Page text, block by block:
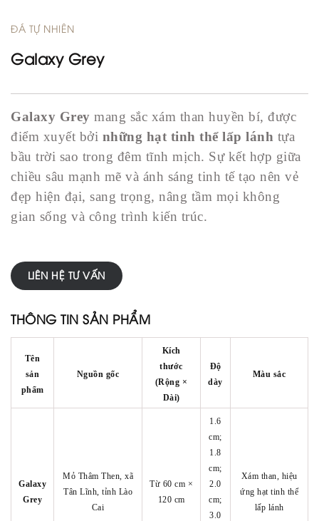
kiện
hoạt
động
ĐÁ TỰ NHIÊN
Galaxy Grey
Galaxy Grey mang sắc xám than huyền bí, được
điểm xuyết bởi những hạt tinh thể lấp lánh tựa
bầu trời sao trong đêm tĩnh mịch. Sự kết hợp giữa
chiều sâu mạnh mẽ và ánh sáng tinh tế tạo nên vẻ
đẹp hiện đại, sang trọng, nâng tầm mọi không
gian sống và công trình kiến trúc.
LIÊN HỆ TƯ VẤN
THÔNG TIN SẢN PHẨM
Tên
sản
phẩm
Nguồn gốc
Kích
thước
(Rộng ×
Dài)
Độ
dày
Màu sắc
Galaxy
Grey
Mỏ Thâm Then, xã
Tân Lĩnh, tỉnh Lào
Cai
Từ 60 cm ×
120 cm
1.6
cm;
1.8
cm;
2.0
cm;
3.0
Xám than, hiệu
ứng hạt tinh thể
lấp lánh